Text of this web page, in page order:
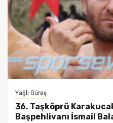
Yağlı Güreş
36. Taşköprü
Başpehlivanı İsmail